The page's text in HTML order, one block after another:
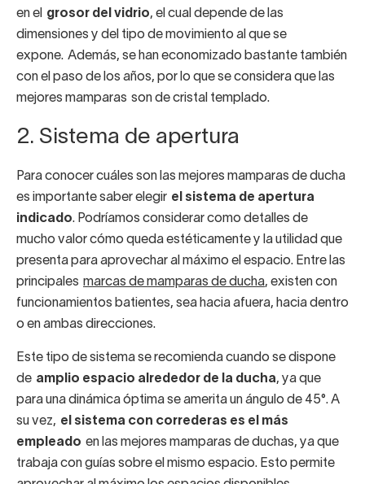
en el grosor del vidrio, el cual depende de las
dimensiones y del tipo de movimiento al que se
expone. Además, se han economizado bastante también
con el paso de los años, por lo que se considera que las
mejores mamparas son de cristal templado.
2. Sistema de apertura
Para conocer cuáles son las mejores mamparas de ducha
es importante saber elegir el sistema de apertura
indicado. Podríamos considerar como detalles de
mucho valor cómo queda estéticamente y la utilidad que
presenta para aprovechar al máximo el espacio. Entre las
principales marcas de mamparas de ducha, existen con
funcionamientos batientes, sea hacia afuera, hacia dentro
o en ambas direcciones.
Este tipo de sistema se recomienda cuando se dispone
de amplio espacio alrededor de la ducha, ya que
para una dinámica óptima se amerita un ángulo de 45°. A
su vez, el sistema con correderas es el más
empleado en las mejores mamparas de duchas, ya que
trabaja con guías sobre el mismo espacio. Esto permite